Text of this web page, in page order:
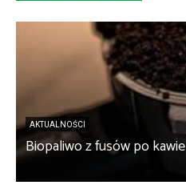
AKTUALNOŚCI
Biopaliwo z fusów po kawie